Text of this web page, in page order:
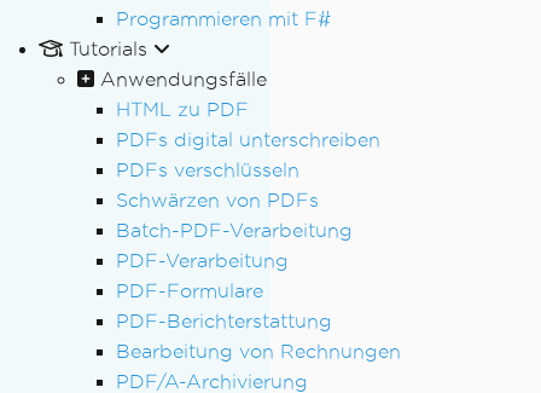
Programmieren mit F#
Tutorials
Anwendungsfälle
HTML zu PDF
PDFs digital unterschreiben
PDFs verschlüsseln
Schwärzen von PDFs
Batch-PDF-Verarbeitung
PDF-Verarbeitung
PDF-Formulare
PDF-Berichterstattung
Bearbeitung von Rechnungen
PDF/A-Archivierung